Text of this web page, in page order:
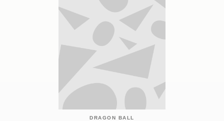
DRAGON BALL